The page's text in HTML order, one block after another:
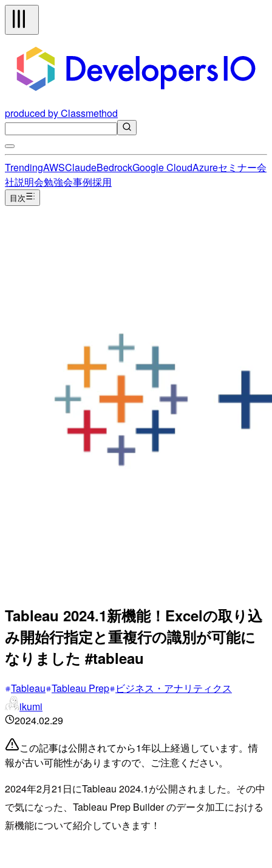
produced by Classmethod
TrendingAWSClaudeBedrockGoogle CloudAzureセミナー会
社説明会勉強会事例採用
目次
Tableau 2024.1新機能！Excelの取り込
み開始行指定と重複行の識別が可能に
なりました #tableau
Tableau Tableau Prep ビジネス・アナリティクス
ikumi
2024.02.29
この記事は公開されてから1年以上経過しています。情
報が古い可能性がありますので、ご注意ください。
2024年2月21日にTableau 2024.1が公開されました。その中
で気になった、Tableau Prep Builder のデータ加工における
新機能について紹介していきます！